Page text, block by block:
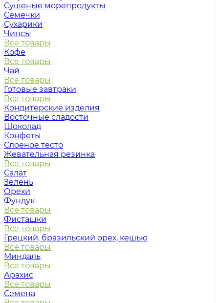
Сушеные морепродукты
Семечки
Сухарики
Чипсы
Все товары
Кофе
Все товары
Чай
Все товары
Готовые завтраки
Все товары
Кондитерские изделия
Восточные сладости
Шоколад
Конфеты
Слоеное тесто
Жевательная резинка
Все товары
Салат
Зелень
Орехи
Фундук
Все товары
Фисташки
Все товары
Грецкий, бразильский орех, кешью
Все товары
Миндаль
Все товары
Арахис
Все товары
Семена